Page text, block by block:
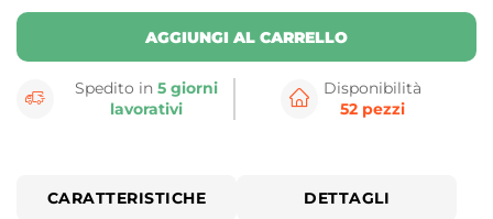
AGGIUNGI AL CARRELLO
Spedito in5 giorni
lavorativi
Disponibilità
52 pezzi
CARATTERISTICHE DETTAGLI